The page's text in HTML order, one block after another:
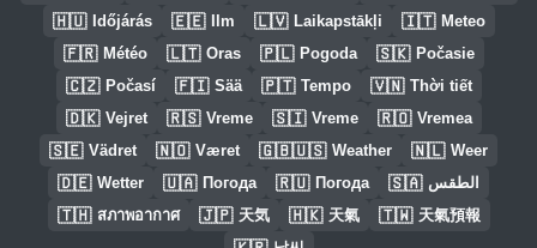
🇭🇺 Időjárás 🇪🇪 Ilm 🇱🇻 Laikapstākļi 🇮🇹 Meteo
🇫🇷 Météo 🇱🇹 Oras 🇵🇱 Pogoda 🇸🇰 Počasie
🇨🇿 Počasí 🇫🇮 Sää 🇵🇹 Tempo 🇻🇳 Thời tiết
🇩🇰 Vejret 🇷🇸 Vreme 🇸🇮 Vreme 🇷🇴 Vremea
🇸🇪 Vädret 🇳🇴 Været 🇬🇧🇺🇸 Weather 🇳🇱 Weer
🇩🇪 Wetter 🇺🇦 Погода 🇷🇺 Погода 🇸🇦 الطقس
🇹🇭 สภาพอากาศ 🇯🇵 天気 🇭🇰 天氣 🇹🇼 天氣預報